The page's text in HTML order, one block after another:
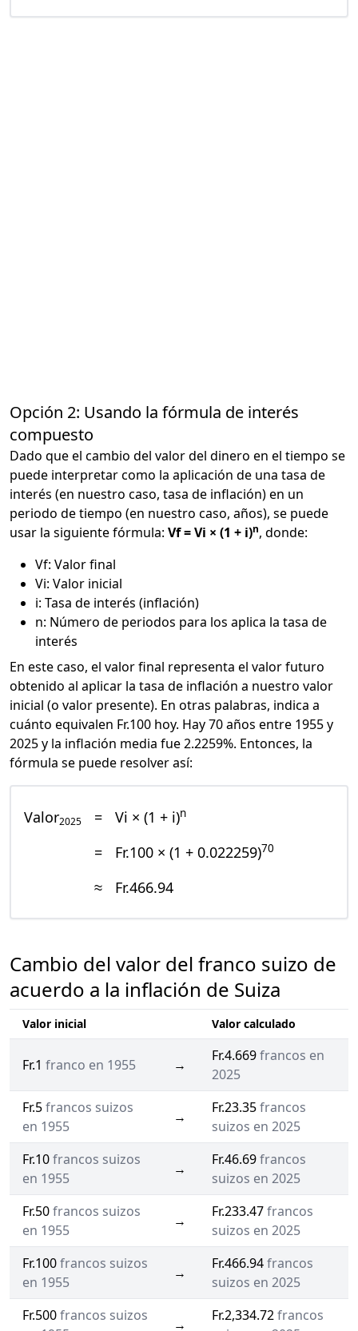
Opción 2: Usando la fórmula de interés
compuesto
Dado que el cambio del valor del dinero en el tiempo se
puede interpretar como la aplicación de una tasa de
interés (en nuestro caso, tasa de inflación) en un
periodo de tiempo (en nuestro caso, años), se puede
usar la siguiente fórmula: Vf = Vi × (1 + i)n, donde:
Vf: Valor final
Vi: Valor inicial
i: Tasa de interés (inflación)
n: Número de periodos para los aplica la tasa de
interés
En este caso, el valor final representa el valor futuro
obtenido al aplicar la tasa de inflación a nuestro valor
inicial (o valor presente). En otras palabras, indica a
cuánto equivalen Fr.100 hoy. Hay 70 años entre 1955 y
2025 y la inflación media fue 2.2259%. Entonces, la
fórmula se puede resolver así:
Valor2025 = Vi × (1 + i)n
= Fr.100 × (1 + 0.022259)70
≈ Fr.466.94
Cambio del valor del franco suizo de
acuerdo a la inflación de Suiza
Valor inicial Valor calculado
Fr.1 franco en 1955 →
Fr.4.669francos en
2025
Fr.5francos suizos
en 1955
→
Fr.23.35francos
suizos en 2025
Fr.10francos suizos
en 1955
→
Fr.46.69francos
suizos en 2025
Fr.50francos suizos
en 1955
→
Fr.233.47francos
suizos en 2025
Fr.100francos suizos
en 1955
→
Fr.466.94francos
suizos en 2025
Fr.500francos suizos
→
Fr.2,334.72francos